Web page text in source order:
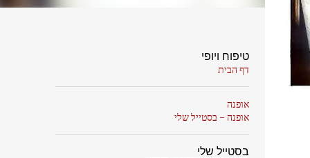
טיפוח ויופי
דף הבית
אופנה
אופנה - בסטייל שלי
בסטייל שלי